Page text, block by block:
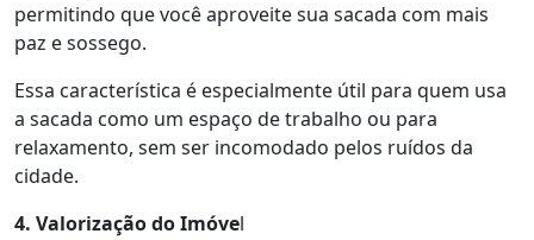
permitindo que você aproveite sua sacada com mais
paz e sossego.
Essa característica é especialmente útil para quem usa
a sacada como um espaço de trabalho ou para
relaxamento, sem ser incomodado pelos ruídos da
cidade.
4. Valorização do Imóvel